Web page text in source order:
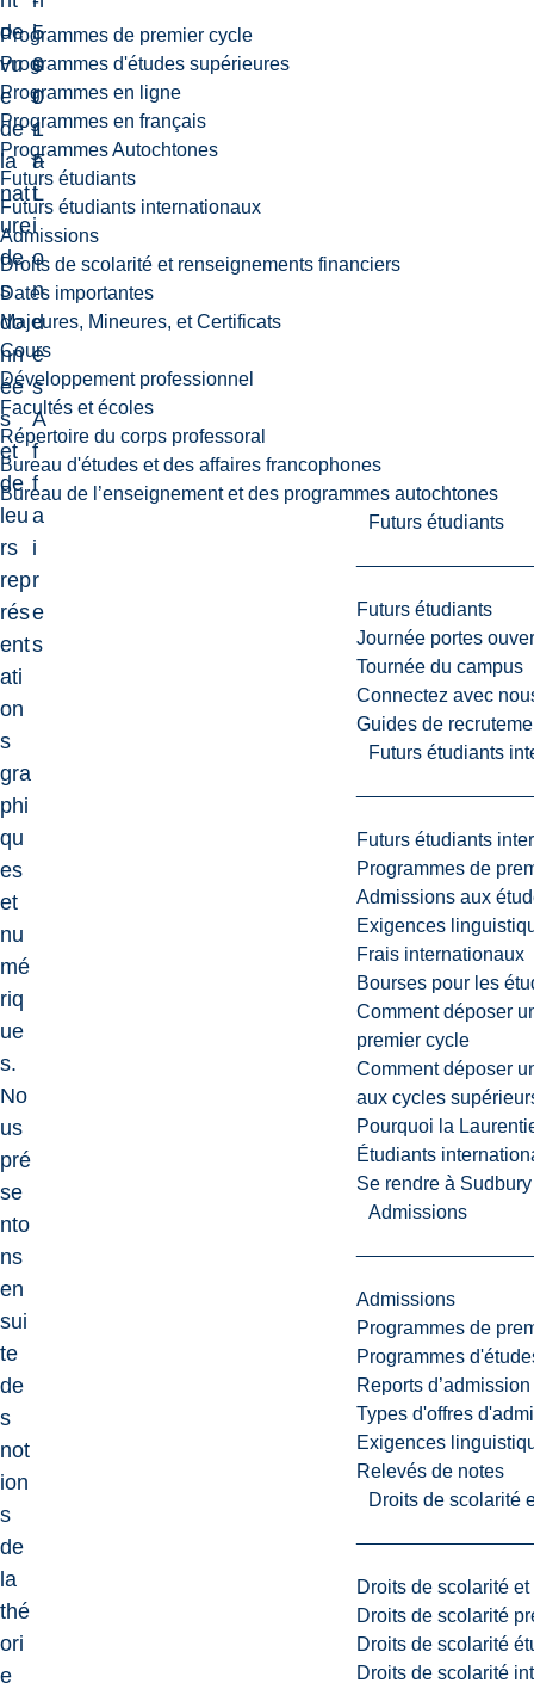
Programmes de premier cycle
Programmes d'études supérieures
Programmes en ligne
Programmes en français
Programmes Autochtones
Futurs étudiants
Futurs étudiants internationaux
Admissions
Droits de scolarité et renseignements financiers
Dates importantes
Majeures, Mineures, et Certificats
Cours
Développement professionnel
Facultés et écoles
Répertoire du corps professoral
Bureau d'études et des affaires francophones
Bureau de l’enseignement et des programmes autochtones
Futurs étudiants
Futurs étudiants
Journée portes
Tournée du campus
Connectez avec
Guides de
Futurs étudiants
Futurs étudiants
Programmes de
Admissions aux
Exigences
Frais internationaux
Bourses pour les
Comment déposer
premier cycle
Comment déposer
aux cycles
Pourquoi la
Étudiants
Se rendre à Sudbury
Admissions
Admissions
Programmes de
Programmes
Reports d’admission
Types d'offres
Exigences
Relevés de notes
Droits de scolarité
Droits de scolarité
Droits de scolarité
Droits de scolarité
Droits de scolarité
de
vu
e
de
la
nat
ure
de
s
do
nn
ée
s
et
de
leu
rs
rep
rés
ent
ati
on
s
gra
phi
qu
es
et
nu
mé
riq
ue
s.
No
us
pré
se
nto
ns
en
sui
te
de
s
not
ion
s
de
la
thé
ori
e
5
0
0
1
F
L
i
s
t
r
a
t
i
o
n
d
e
s
A
f
f
a
i
r
e
s